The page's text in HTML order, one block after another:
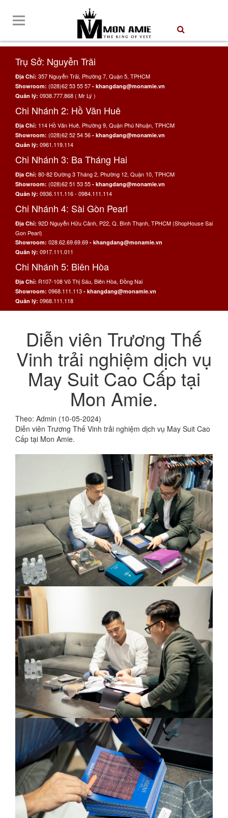
Trụ Sở: Nguyễn Trãi
Địa Chỉ: 357 Nguyễn Trãi, Phường 7, Quận 5, TPHCM
Showroom: (028)62 53 55 57 - khangdang@monamie.vn
Quản lý: 0938.777.868 ( Mr Lý )
Chi Nhánh 2: Hồ Văn Huê
Địa Chỉ: 114 Hồ Văn Huê, Phường 9, Quận Phú Nhuận, TPHCM
Showroom: (028)62 52 54 56 - khangdang@monamie.vn
Quản lý: 0961.119.114
Chi Nhánh 3: Ba Tháng Hai
Địa Chỉ: 80-82 Đường 3 Tháng 2, Phường 12, Quận 10, TPHCM
Showroom: (028)62 51 53 55 - khangdang@monamie.vn
Quản lý: 0936.111.116 - 0984.111.114
Chi Nhánh 4: Sài Gòn Pearl
Địa Chỉ: 92D Nguyễn Hữu Cảnh, P22, Q. Bình Thạnh, TPHCM (ShopHouse Sai
Gon Pearl)
Showroom: 028.62.69.69.69 - khangdang@monamie.vn
Quản lý: 0917.111.011
Chi Nhánh 5: Biên Hòa
Địa Chỉ: R107-108 Võ Thị Sáu, Biên Hòa, Đồng Nai
Showroom: 0968.111.113 - khangdang@monamie.vn
Quản lý: 0968.111.118
Diễn viên Trương Thế
Vinh trải nghiệm dịch vụ
May Suit Cao Cấp tại
Mon Amie.
Theo: Admin (10-05-2024)
Diễn viên Trương Thế Vinh trải nghiệm dịch vụ May Suit Cao
Cấp tại Mon Amie.